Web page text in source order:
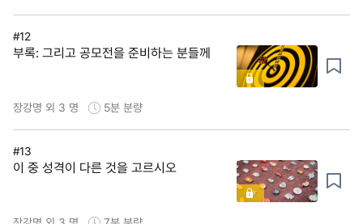
#12
부록: 그리고 공모전을 준비하는 분들께
장강명 외 3 명 5분 분량
#13
이 중 성격이 다른 것을 고르시오